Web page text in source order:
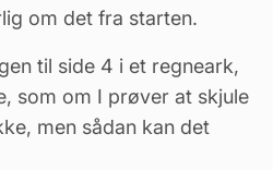
om det fra starten.
til side 4 i et regneark,
som om I prøver at skjule
men sådan kan det